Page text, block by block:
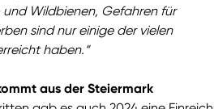
Wildbienen, Gefahren für
sind nur einige der vielen
haben.“
aus der Steiermark